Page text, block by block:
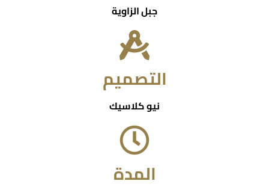
جبل الزاوية
التصميم
نيو كلاسيك
المدة